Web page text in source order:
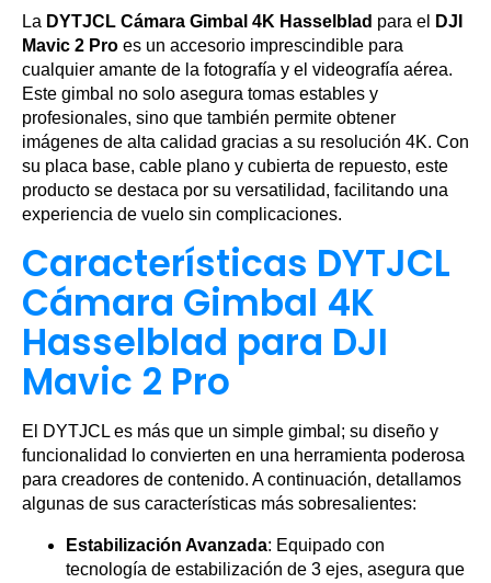
La DYTJCL Cámara Gimbal 4K Hasselblad para el
DJI
Mavic 2 Pro es un accesorio imprescindible para
cualquier amante de la fotografía y el videografía aérea.
Este gimbal no solo asegura tomas estables y
profesionales, sino que también permite obtener
imágenes de alta calidad gracias a su resolución 4K. Con
su placa base, cable plano y cubierta de repuesto, este
producto se destaca por su versatilidad, facilitando una
experiencia de vuelo sin complicaciones.
Características DYTJCL
Cámara Gimbal 4K
Hasselblad para DJI
Mavic 2 Pro
El DYTJCL es más que un simple gimbal; su diseño y
funcionalidad lo convierten en una herramienta poderosa
para creadores de contenido. A continuación, detallamos
algunas de sus características más sobresalientes:
Estabilización Avanzada: Equipado con
tecnología de estabilización de 3 ejes, asegura que